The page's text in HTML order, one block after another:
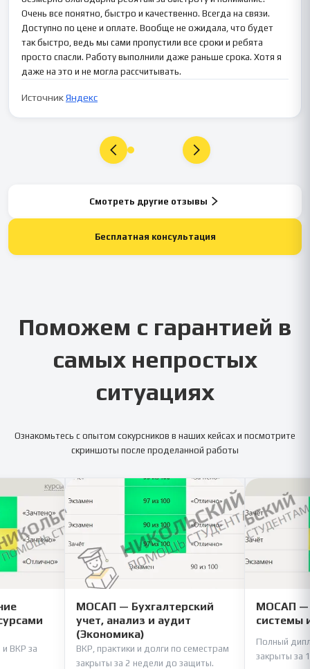
Очень все понятно, быстро и качественно. Всегда на связи.
Доступно по цене и оплате. Вообще не ожидала, что будет
так быстро, ведь мы сами пропустили все сроки и ребята
просто спасли. Работу выполнили даже раньше срока. Хотя я
даже на это и не могла рассчитывать.
ИсточникЯндекс
Смотреть другие отзывы
Бесплатная консультация
Поможем с гарантией в
самых непростых
ситуациях
Ознакомьтесь с опытом сокурсников в наших кейсах и посмотрите
скриншоты после проделанной работы
и ВКР за
МОСАП — Бухгалтерский
учет, анализ и аудит
(Экономика)
ВКР, практики и долги по семестрам
закрыты за 2 недели до защиты.
МОСАП —
системы
Полный
закрыты за